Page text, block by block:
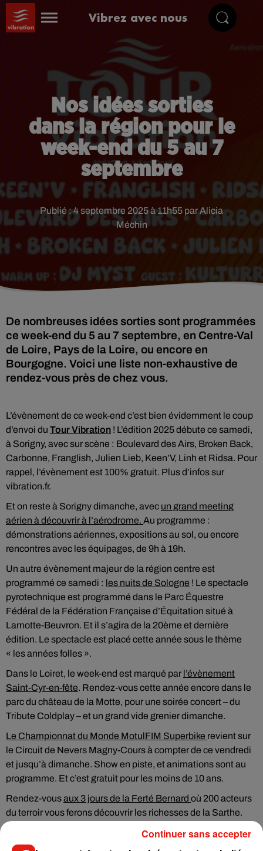
Vibrez avec nous
Nos idées sorties
dans la région pour le
week-end du 5 au 7
septembre
Publié : 4 septembre 2025 à 11h55 par Alicia
Méchin
De nombreuses idées sorties sont programmées
ce week-end du 5 au 7 septembre, en Centre-Val
de Loire, Pays de la Loire, ou encore en
Bourgogne. Voici une liste non-exhaustive de
rendez-vous près de chez vous.
L’évènement de ce week-end c’est bien évidemment le coup
d’envoi du Tour Vibration ! L’édition 2025 débute ce samedi,
à Sorigny, avec sur scène : Boulevard des Airs, Broken Back,
Carbonne, Franglish, Julien Lieb, Keen’V, Linh et Ridsa. Pour
rappel, l’évènement est 100% gratuit. Plus d’infos sur
vibration.fr.
Et on reste à Sorigny dimanche, avec un grand meeting
aérien à découvrir à l’aérodrome. Au programme :
démonstrations aériennes, expositions au sol, ou encore
rencontres avec les équipages, de 9h à 19h.
Un autre évènement majeur de la région centre est
programmé ce samedi : les nuits de Sologne ! Le spectacle
pyrotechnique est programmé dans le Parc Équestre
Fédéral de la Fédération Française d’Équitation situé à
Lamotte-Beuvron. Et il s’agira de la 20ème et dernière
édition. Le spectacle est placé cette année sous le thème
« les années folles ».
Dans le Loiret, le week-end est marqué par l’évènement
Saint-Cyr-en-fête. Rendez-vous cette année encore dans le
parc du château de la Motte, pour une soirée concert – du
Tribute Coldplay – et un grand vide grenier dimanche.
Le Championnat du Monde MotulFIM Superbike revient sur
le Circuit de Nevers Magny-Cours à compter de ce vendredi
et jusqu’à dimanche. Show en piste, et animations sont au
programme. Et c’est gratuit pour les moins de 10 ans.
Rendez-vousaux 3 jours de la Ferté Bernard où 200 acteurs
du terroir vous ferons découvrir les richesses de la Sarthe.
lors d’un comice agricole tout en célébrant la fête de la bière,
Continuer sans accepter